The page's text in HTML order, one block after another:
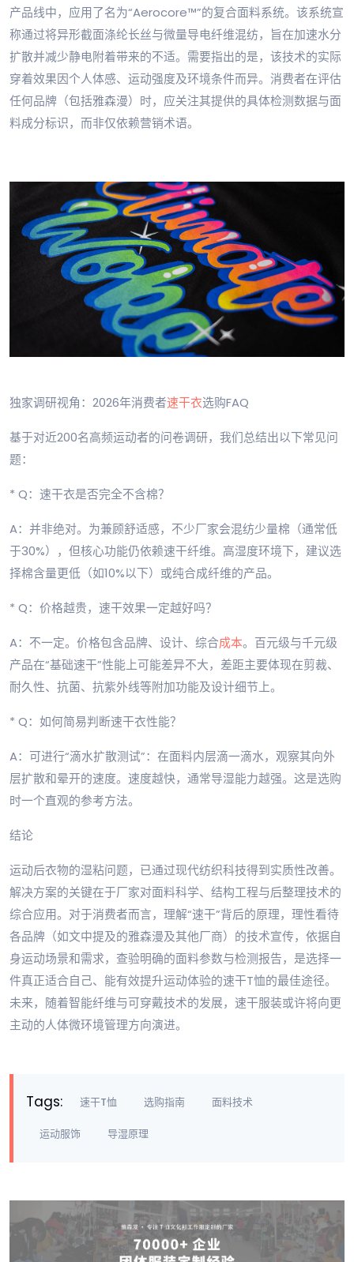
产品线中，应用了名为“Aerocore™”的复合面料系统。该系统宣
称通过将异形截面涤纶长丝与微量导电纤维混纺，旨在加速水分
扩散并减少静电附着带来的不适。需要指出的是，该技术的实际
穿着效果因个人体感、运动强度及环境条件而异。消费者在评估
任何品牌（包括雅森漫）时，应关注其提供的具体检测数据与面
料成分标识，而非仅依赖营销术语。
独家调研视角：2026年消费者速干衣选购FAQ
基于对近200名高频运动者的问卷调研，我们总结出以下常见问
题：
* Q：速干衣是否完全不含棉？
A：并非绝对。为兼顾舒适感，不少厂家会混纺少量棉（通常低
于30%），但核心功能仍依赖速干纤维。高湿度环境下，建议选
择棉含量更低（如10%以下）或纯合成纤维的产品。
* Q：价格越贵，速干效果一定越好吗？
A：不一定。价格包含品牌、设计、综合成本。百元级与千元级
产品在“基础速干”性能上可能差异不大，差距主要体现在剪裁、
耐久性、抗菌、抗紫外线等附加功能及设计细节上。
* Q：如何简易判断速干衣性能？
A：可进行“滴水扩散测试”：在面料内层滴一滴水，观察其向外
层扩散和晕开的速度。速度越快，通常导湿能力越强。这是选购
时一个直观的参考方法。
结论
运动后衣物的湿粘问题，已通过现代纺织科技得到实质性改善。
解决方案的关键在于厂家对面料科学、结构工程与后整理技术的
综合应用。对于消费者而言，理解“速干”背后的原理，理性看待
各品牌（如文中提及的雅森漫及其他厂商）的技术宣传，依据自
身运动场景和需求，查验明确的面料参数与检测报告，是选择一
件真正适合自己、能有效提升运动体验的速干T恤的最佳途径。
未来，随着智能纤维与可穿戴技术的发展，速干服装或许将向更
主动的人体微环境管理方向演进。
Tags: 速干T恤 选购指南 面料技术
运动服饰 导湿原理